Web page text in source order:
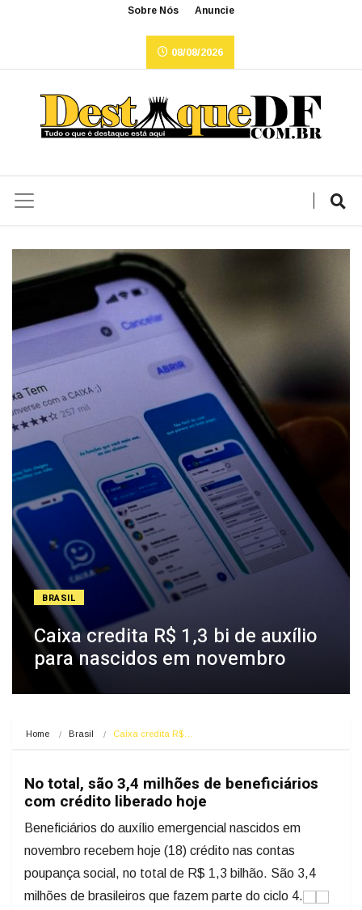
Sobre Nós Anuncie
08/08/2026
BRASIL
Caixa credita R$ 1,3 bi de auxílio
para nascidos em novembro
Home Brasil Caixa credita R$…
No total, são 3,4 milhões de beneficiários
com crédito liberado hoje
Beneficiários do auxílio emergencial nascidos em
novembro recebem hoje (18) crédito nas contas
poupança social, no total de R$ 1,3 bilhão. São 3,4
milhões de brasileiros que fazem parte do ciclo 4.